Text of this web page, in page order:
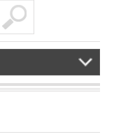
ПОРОЖНІЙ